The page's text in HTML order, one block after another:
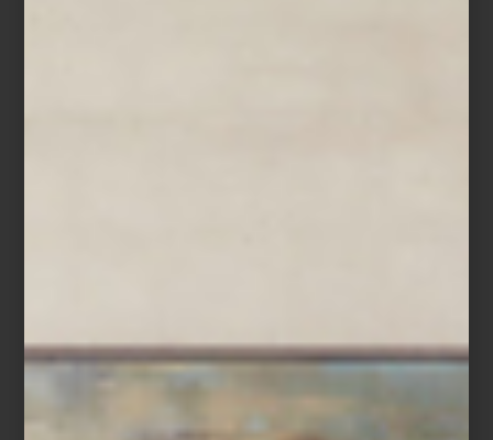
El montaje de Miguel Padrón
tiendas. De todas, sin duda nuestra favorita fue la de Miguel